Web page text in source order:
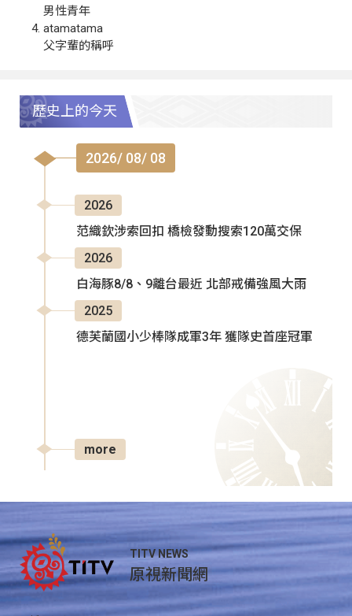
男性青年
atamatama
父字輩的稱呼
歷史上的今天
2026/ 08/ 08
2026
范織欽涉索回扣 橋檢發動搜索120萬交保
2026
白海豚8/8、9離台最近 北部戒備強風大雨
2025
德芙蘭國小少棒隊成軍3年 獲隊史首座冠軍
more
TITV NEWS
原視新聞網